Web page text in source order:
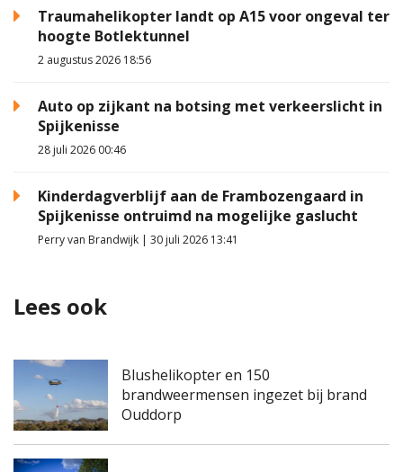
Traumahelikopter landt op A15 voor ongeval ter
hoogte Botlektunnel
2 augustus 2026 18:56
Auto op zijkant na botsing met verkeerslicht in
Spijkenisse
28 juli 2026 00:46
Kinderdagverblijf aan de Frambozengaard in
Spijkenisse ontruimd na mogelijke gaslucht
Perry van Brandwijk | 30 juli 2026 13:41
Lees ook
Blushelikopter en 150
brandweermensen ingezet bij brand
Ouddorp